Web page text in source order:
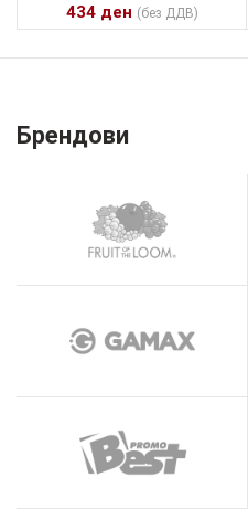
434 ден (без ДДВ)
Брендови